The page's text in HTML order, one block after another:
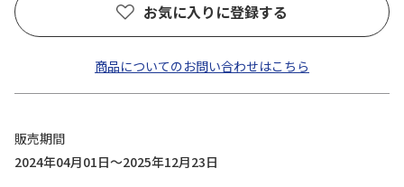
お気に入りに登録する
商品についてのお問い合わせはこちら
販売期間
2024年04月01日～2025年12月23日